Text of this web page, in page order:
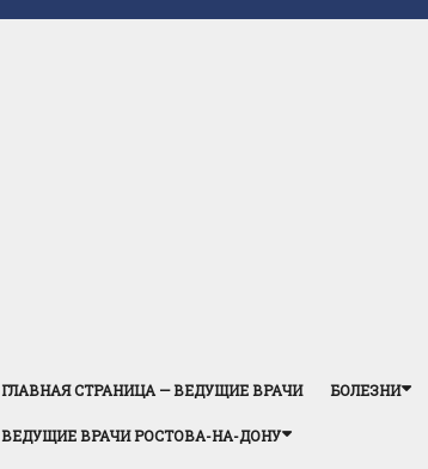
ГЛАВНАЯ СТРАНИЦА — ВЕДУЩИЕ ВРАЧИ БОЛЕЗНИ
ВЕДУЩИЕ ВРАЧИ РОСТОВА-НА-ДОНУ